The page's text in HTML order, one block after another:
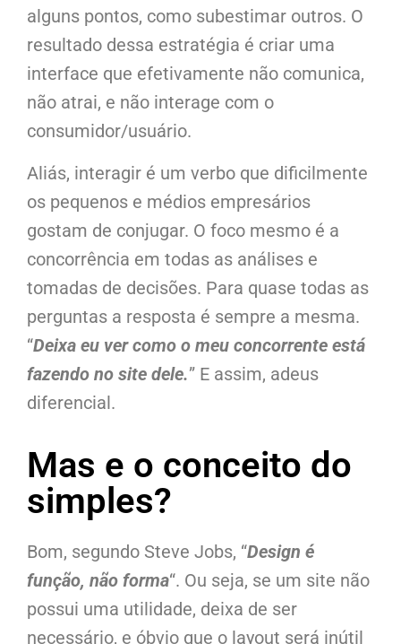
alguns pontos, como subestimar outros. O
resultado dessa estratégia é criar uma
interface que efetivamente não comunica,
não atrai, e não interage com o
consumidor/usuário.
Aliás, interagir é um verbo que dificilmente
os pequenos e médios empresários
gostam de conjugar. O foco mesmo é a
concorrência em todas as análises e
tomadas de decisões. Para quase todas as
perguntas a resposta é sempre a mesma.
“Deixa eu ver como o meu concorrente está
fazendo no site dele.” E assim, adeus
diferencial.
Mas e o conceito do
simples?
Bom, segundo Steve Jobs, “Design é
função, não forma“. Ou seja, se um site não
possui uma utilidade, deixa de ser
necessário, e óbvio que o layout será inútil